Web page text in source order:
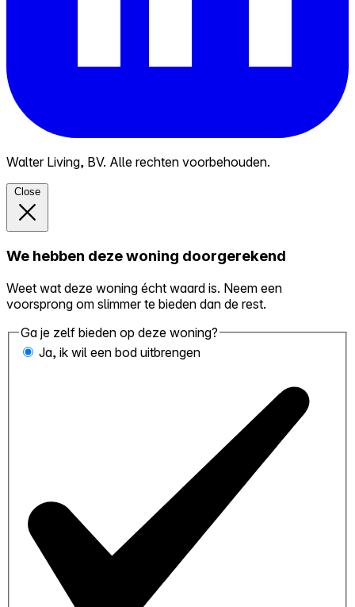
Walter Living, BV. Alle rechten voorbehouden.
Close
We hebben deze woning doorgerekend
Weet wat deze woning écht waard is. Neem een
voorsprong om slimmer te bieden dan de rest.
Ga je zelf bieden op deze woning?
Ja, ik wil een bod uitbrengen